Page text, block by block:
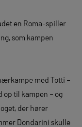
en Roma-spiller
som kampen
med Totti –
op til kampen – og
der hører
Dondarini skulle